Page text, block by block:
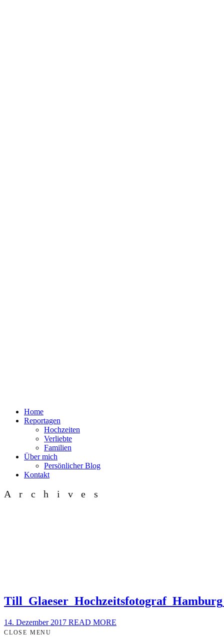
Home
Reportagen
Hochzeiten
Verliebte
Familien
Über mich
Persönlicher Blog
Kontakt
Archives
14. Dezember 2017 READ MORE
CLOSE MENU